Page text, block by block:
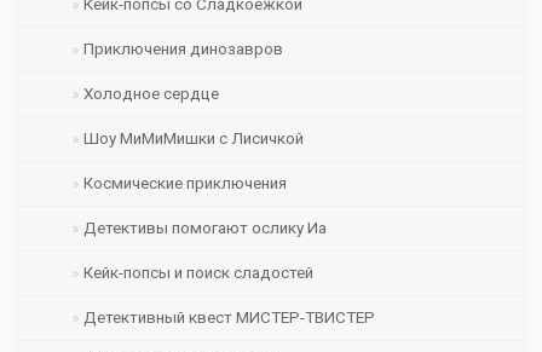
Кейк-попсы со Сладкоежкой
Приключения динозавров
Холодное сердце
Шоу МиМиМишки с Лисичкой
Космические приключения
Детективы помогают ослику Иа
Кейк-попсы и поиск сладостей
Детективный квест МИСТЕР-ТВИСТЕР